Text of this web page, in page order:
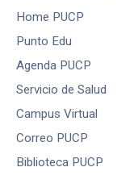
Home PUCP
Punto Edu
Agenda PUCP
Servicio de Salud
Campus Virtual
Correo PUCP
Biblioteca PUCP